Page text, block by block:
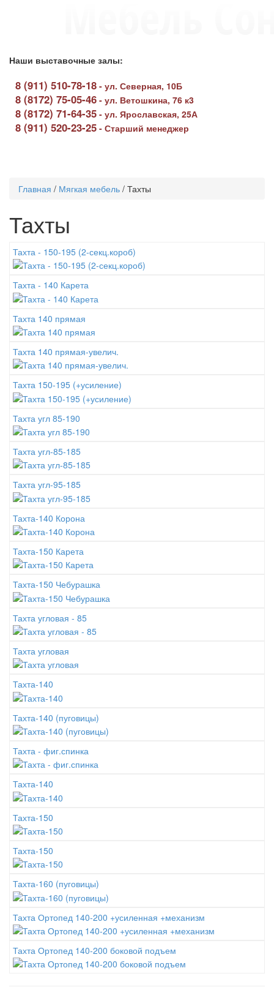
Наши выставочные залы:
8 (911) 510-78-18 - ул. Северная, 10Б
8 (8172) 75-05-46 - ул. Ветошкина, 76 к3
8 (8172) 71-64-35 - ул. Ярославская, 25А
8 (911) 520-23-25 - Старший менеджер
Главная / Мягкая мебель / Тахты
Тахты
Тахта - 150-195 (2-секц.короб)
Тахта - 140 Карета
Тахта 140 прямая
Тахта 140 прямая-увелич.
Тахта 150-195 (+усиление)
Тахта угл 85-190
Тахта угл-85-185
Тахта угл-95-185
Тахта-140 Корона
Тахта-150 Карета
Тахта-150 Чебурашка
Тахта угловая - 85
Тахта угловая
Тахта-140
Тахта-140 (пуговицы)
Тахта - фиг.спинка
Тахта-140
Тахта-150
Тахта-150
Тахта-160 (пуговицы)
Тахта Ортопед 140-200 +усиленная +механизм
Тахта Ортопед 140-200 боковой подъем